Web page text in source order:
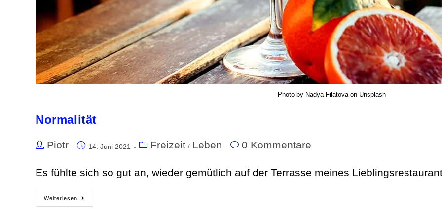
Photo by Nadya Filatova on Unsplash
Normalität
Piotr 14. Juni 2021 Freizeit / Leben 0 Kommentare
Es fühlte sich so gut an, wieder gemütlich auf der Terrasse meines
Weiterlesen